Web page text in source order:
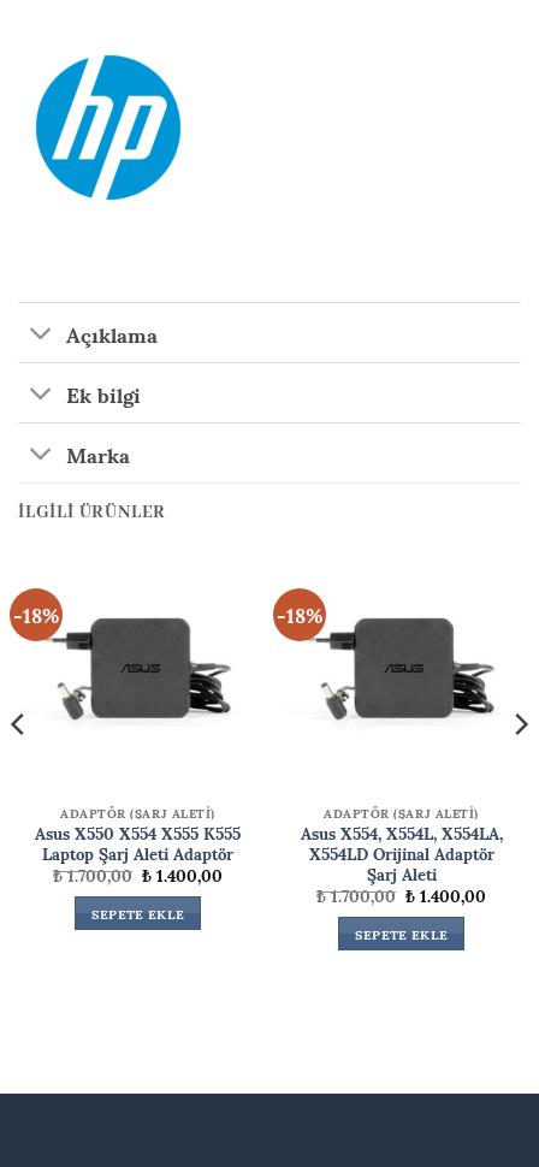
Açıklama
Ek bilgi
Marka
İLGILI ÜRÜNLER
-18%
ADAPTÖR (ŞARJ ALETİ)
Asus X550 X554 X555 K555
Laptop Şarj Aleti Adaptör
₺1.700,00Orijinal
fiyat:
₺ 1.700,00.
₺1.400,00Şu
SEPETE EKLE
-18%
ADAPTÖR (ŞARJ ALETİ)
Asus X554, X554L, X554LA,
X554LD Orijinal Adaptör
Şarj Aleti
₺1.700,00Orijinal
fiyat:
₺ 1.700,00.
₺1.400,00
SEPETE EKLE